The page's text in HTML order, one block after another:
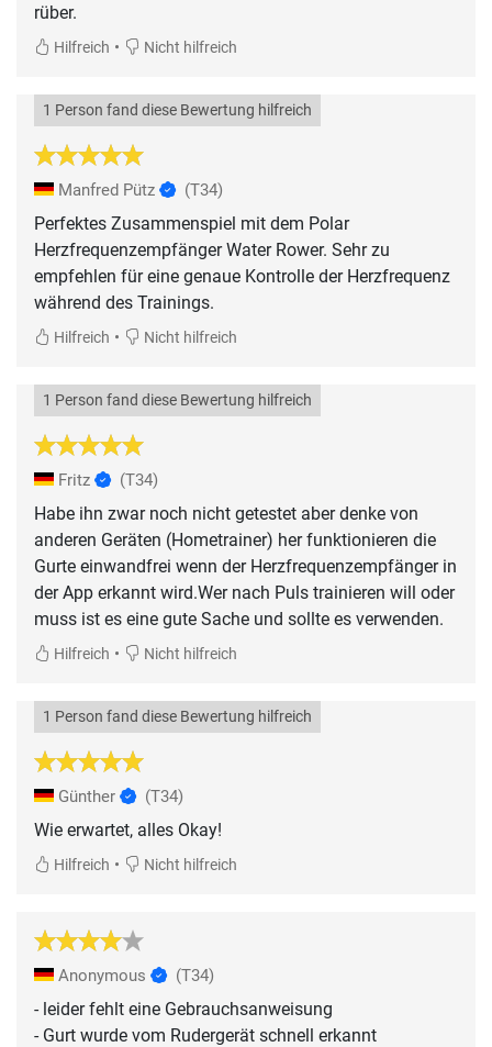
rüber.
Hilfreich • Nicht hilfreich
1 Person fand diese Bewertung hilfreich
Manfred Pütz (T34)
Perfektes Zusammenspiel mit dem Polar
Herzfrequenzempfänger Water Rower. Sehr zu
empfehlen für eine genaue Kontrolle der Herzfrequenz
während des Trainings.
Hilfreich • Nicht hilfreich
1 Person fand diese Bewertung hilfreich
Fritz (T34)
Habe ihn zwar noch nicht getestet aber denke von
anderen Geräten (Hometrainer) her funktionieren die
Gurte einwandfrei wenn der Herzfrequenzempfänger in
der App erkannt wird.Wer nach Puls trainieren will oder
muss ist es eine gute Sache und sollte es verwenden.
Hilfreich • Nicht hilfreich
1 Person fand diese Bewertung hilfreich
Günther (T34)
Wie erwartet, alles Okay!
Hilfreich • Nicht hilfreich
Anonymous (T34)
- leider fehlt eine Gebrauchsanweisung
- Gurt wurde vom Rudergerät schnell erkannt